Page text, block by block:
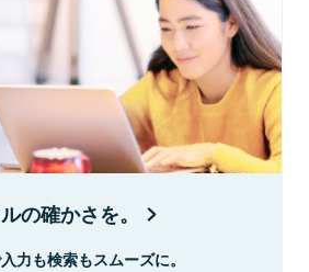
の確かさを。
力も検索もスムーズに。